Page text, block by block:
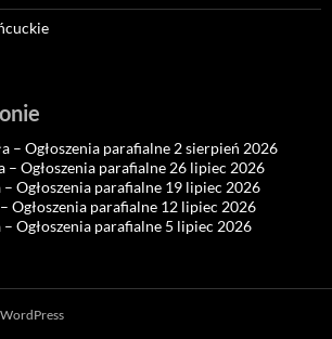
– Ogłoszenia parafialne 2 sierpień 2026
– Ogłoszenia parafialne 26 lipiec 2026
Ogłoszenia parafialne 19 lipiec 2026
Ogłoszenia parafialne 12 lipiec 2026
Ogłoszenia parafialne 5 lipiec 2026